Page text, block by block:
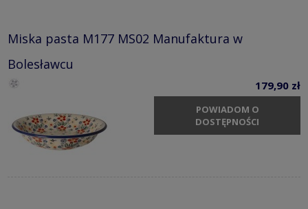
Miska pasta M177 MS02 Manufaktura w
Bolesławcu
179,90 zł
POWIADOM O
DOSTĘPNOŚCI